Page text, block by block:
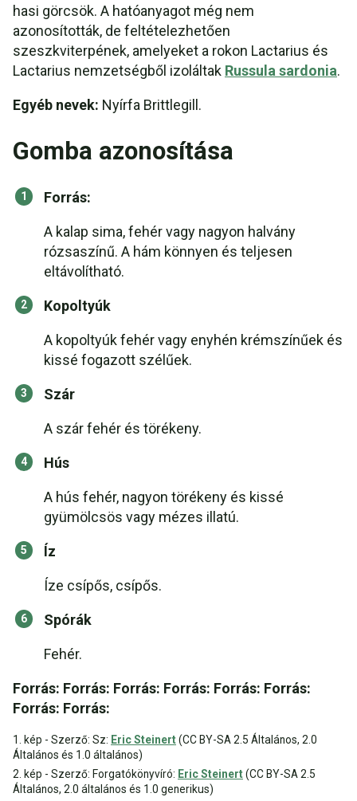
hasi görcsök. A hatóanyagot még nem
azonosították, de feltételezhetően
szeszkviterpének, amelyeket a rokon Lactarius és
Lactarius nemzetségből izoláltak Russula sardonia.
Egyéb nevek: Nyírfa Brittlegill.
Gomba azonosítása
Forrás:
A kalap sima, fehér vagy nagyon halvány
rózsaszínű. A hám könnyen és teljesen
eltávolítható.
Kopoltyúk
A kopoltyúk fehér vagy enyhén krémszínűek és
kissé fogazott szélűek.
Szár
A szár fehér és törékeny.
Hús
A hús fehér, nagyon törékeny és kissé
gyümölcsös vagy mézes illatú.
Íz
Íze csípős, csípős.
Spórák
Fehér.
Forrás: Forrás: Forrás: Forrás: Forrás: Forrás:
Forrás: Forrás:
1. kép - Szerző: Sz: Eric Steinert(CC BY-SA 2.5 Általános, 2.0
Általános és 1.0 általános)
2. kép - Szerző: Forgatókönyvíró: Eric Steinert(CC BY-SA 2.5
Általános, 2.0 általános és 1.0 generikus)